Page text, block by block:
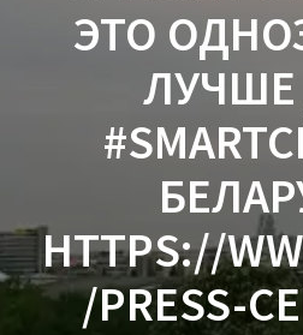
ЭТО
HTTPS://
/PRESS-